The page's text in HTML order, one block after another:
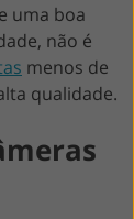
uma boa
não é
menos de
qualidade.